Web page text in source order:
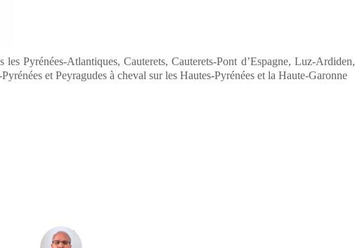
Pyrénées-Atlantiques, Cauterets, Cauterets-Pont d’Espagne, Luz-Ardiden,
et Peyragudes à cheval sur les Hautes-Pyrénées et la Haute-Garonne